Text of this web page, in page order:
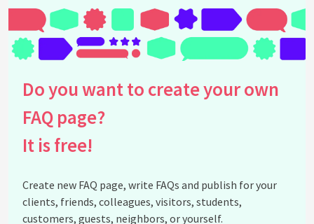
Welt der Wunder - die Ernährungslüge !
See all questions about JP Fragen und Antworten
Allgemein
Do you want to create your own
FAQ page?
It is free!
Create new FAQ page, write FAQs and publish for your
clients, friends, colleagues, visitors, students,
customers, guests, neighbors, or yourself.